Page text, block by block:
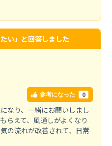
い」と回答しました
参考になった 0
なり、一緒にお願いしまし
らえて、風通しがよくなり
の流れが改善されて、日常